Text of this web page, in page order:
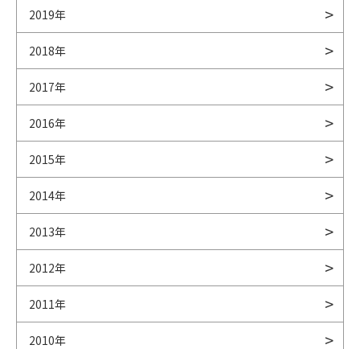
2019年
2018年
2017年
2016年
2015年
2014年
2013年
2012年
2011年
2010年